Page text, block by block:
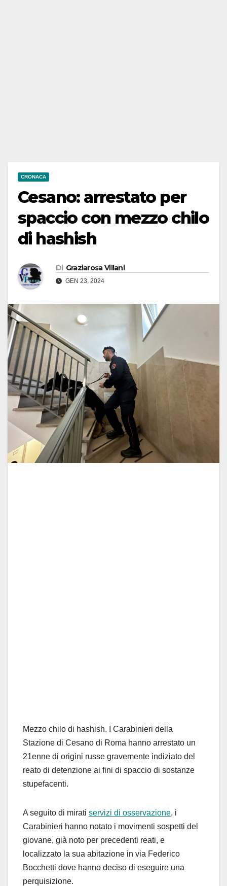
CRONACA
Cesano: arrestato per
spaccio con mezzo chilo
di hashish
Di Graziarosa Villani
GEN 23, 2024
Mezzo chilo di hashish. I Carabinieri della
Stazione di Cesano di Roma hanno arrestato un
21enne di origini russe gravemente indiziato del
reato di detenzione ai fini di spaccio di sostanze
stupefacenti.
A seguito di mirati servizi di osservazione, i
Carabinieri hanno notato i movimenti sospetti del
giovane, già noto per precedenti reati, e
localizzato la sua abitazione in via Federico
Bocchetti dove hanno deciso di eseguire una
perquisizione.